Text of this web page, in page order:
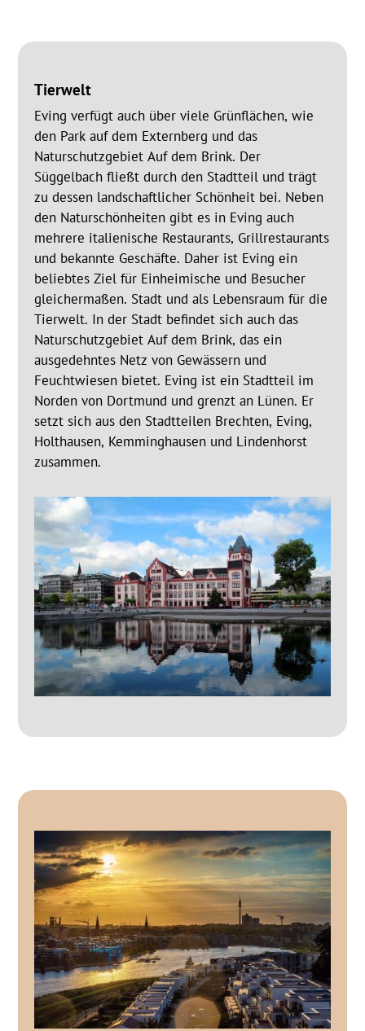
Tierwelt
Eving verfügt auch über viele Grünflächen, wie
den Park auf dem Externberg und das
Naturschutzgebiet Auf dem Brink. Der
Süggelbach fließt durch den Stadtteil und trägt
zu dessen landschaftlicher Schönheit bei. Neben
den Naturschönheiten gibt es in Eving auch
mehrere italienische Restaurants, Grillrestaurants
und bekannte Geschäfte. Daher ist Eving ein
beliebtes Ziel für Einheimische und Besucher
gleichermaßen. Stadt und als Lebensraum für die
Tierwelt. In der Stadt befindet sich auch das
Naturschutzgebiet Auf dem Brink, das ein
ausgedehntes Netz von Gewässern und
Feuchtwiesen bietet. Eving ist ein Stadtteil im
Norden von Dortmund und grenzt an Lünen. Er
setzt sich aus den Stadtteilen Brechten, Eving,
Holthausen, Kemminghausen und Lindenhorst
zusammen.